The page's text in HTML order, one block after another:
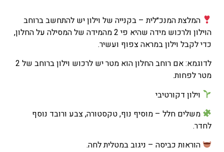
המלצת המנכ״לית – בקנייה של וילון יש להתחשב ברוחב
הוילון ולרכוש מידה שהיא פי 2 מהמידה של המסילה על החלון,
כדי לקבל וילון במראה צפוף ועשיר.
לדוגמא: אם רוחב החלון הוא מטר יש לרכוש וילון ברוחב של 2
מטר לפחות.
וילון דקורטיבי
משלים חלל – מוסיף נוף, טקסטורה, צבע ורובד נוסף
לחדר.
הוראות כביסה – ניגוב במטלית לחה.